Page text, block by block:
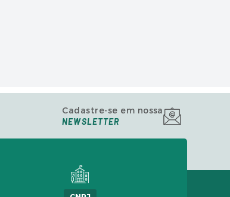
Cadastre-se em nossa
NEWSLETTER